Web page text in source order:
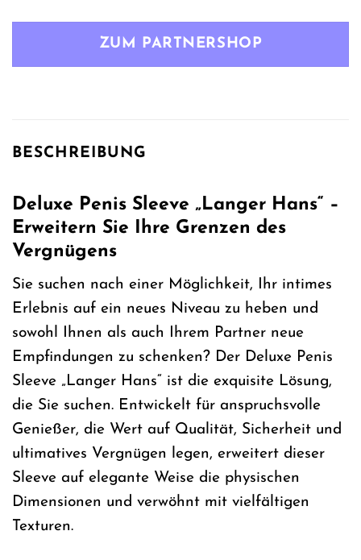
war:
ist:
ZUM PARTNERSHOP
BESCHREIBUNG
Deluxe Penis Sleeve „Langer Hans“ –
Erweitern Sie Ihre Grenzen des
Vergnügens
Sie suchen nach einer Möglichkeit, Ihr intimes
Erlebnis auf ein neues Niveau zu heben und
sowohl Ihnen als auch Ihrem Partner neue
Empfindungen zu schenken? Der Deluxe Penis
Sleeve „Langer Hans“ ist die exquisite Lösung,
die Sie suchen. Entwickelt für anspruchsvolle
Genießer, die Wert auf Qualität, Sicherheit und
ultimatives Vergnügen legen, erweitert dieser
Sleeve auf elegante Weise die physischen
Dimensionen und verwöhnt mit vielfältigen
Texturen.